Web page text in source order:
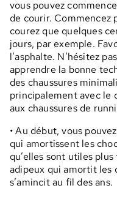
vous pouvez
de courir. Commencez
courez que quelques
jours, par exemple.
l’asphalte. N’hésitez
apprendre la bonne
des chaussures
principalement avec le
aux chaussures de
• Au début, vous
qui amortissent les
qu’elles sont utiles
adipeux qui amortit les
s’amincit au fil des ans.